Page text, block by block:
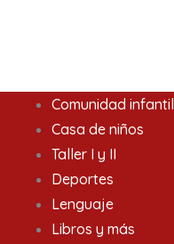
Comunidad infantil
Casa de niños
Taller I y II
Deportes
Lenguaje
Libros y más